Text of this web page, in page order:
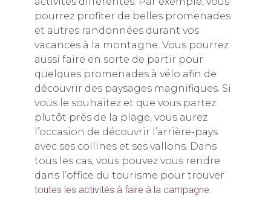
pourrez profiter de belles promenades
et autres randonnées durant vos
vacances à la montagne. Vous pourrez
aussi faire en sorte de partir pour
quelques promenades à vélo afin de
découvrir des paysages magnifiques. Si
vous le souhaitez et que vous partez
plutôt près de la plage, vous aurez
l’occasion de découvrir l’arrière-pays
avec ses collines et ses vallons. Dans
tous les cas, vous pouvez vous rendre
dans l’office du tourisme pour trouver
toutes les activités à faire à la campagne.